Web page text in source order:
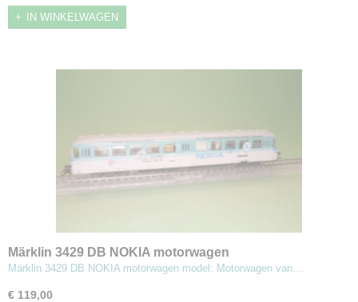
IN WINKELWAGEN
Märklin 3429 DB NOKIA motorwagen
Märklin 3429 DB NOKIA motorwagen model: Motorwagen van…
€ 119,00